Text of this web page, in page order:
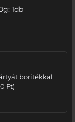
1db
borítékkal
Ft)